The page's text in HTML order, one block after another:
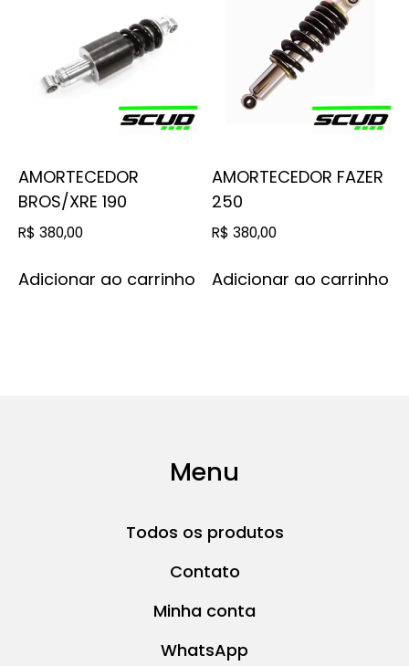
AMORTECEDOR
BROS/XRE 190
R$ 380,00
Adicionar ao carrinho
AMORTECEDOR FAZER
250
R$ 380,00
Adicionar ao carrinho
Menu
Todos os produtos
Contato
Minha conta
WhatsApp